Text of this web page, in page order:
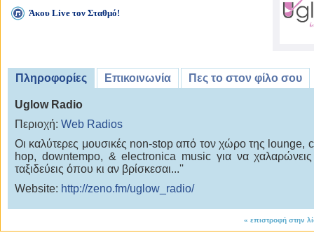
Άκου Live τον Σταθμό!
Πληροφορίες Επικοινωνία Πες το στον φίλο σου
Uglow Radio
Περιοχή: Web Radios
Oι καλύτερες μουσικές non-stop από τον χώρο της lounge,
hop, downtempo, & electronica music για να
ταξιδεύεις όπου κι αν βρίσκεσαι...''
Website: http://zeno.fm/uglow_radio/
« επιστροφή στην